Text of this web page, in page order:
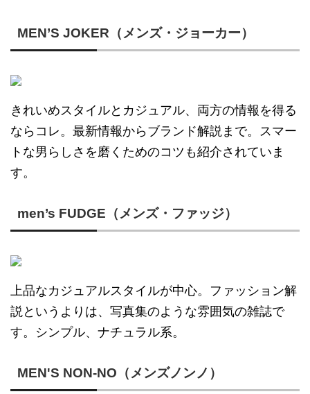
MEN’S JOKER（メンズ・ジョーカー）
きれいめスタイルとカジュアル、両方の情報を得る
ならコレ。最新情報からブランド解説まで。スマー
トな男らしさを磨くためのコツも紹介されていま
す。
men’s FUDGE（メンズ・ファッジ）
上品なカジュアルスタイルが中心。ファッション解
説というよりは、写真集のような雰囲気の雑誌で
す。シンプル、ナチュラル系。
MEN'S NON-NO（メンズノンノ）